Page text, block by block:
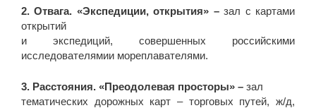
2. Отвага. «Экспедиции, открытия» –зал с картами
открытий
и экспедиций, совершенных российскими
исследователямии мореплавателями.
3. Расстояния. «Преодолевая просторы» – зал
тематических дорожных карт – торговых путей, ж/д,